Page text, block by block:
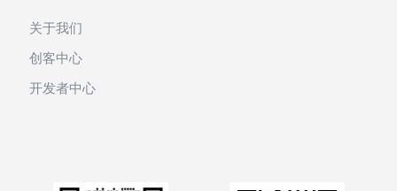
关于我们
创客中心
开发者中心